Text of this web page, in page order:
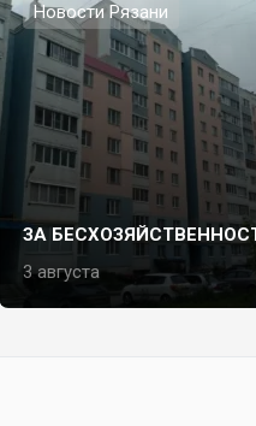
Новости Рязани
ЗА
3 августа